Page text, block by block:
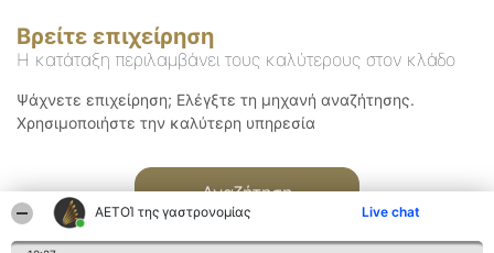
ΑΕΤΟΊ της γαστρονομίας Live chat
Βρείτε επιχείρηση
Η κατάταξη περιλαμβάνει τους καλύτερους στον κλάδο
Ψάχνετε επιχείρηση; Ελέγξτε τη μηχανή αναζήτησης.
Χρησιμοποιήστε την καλύτερη υπηρεσία
Αναζήτηση